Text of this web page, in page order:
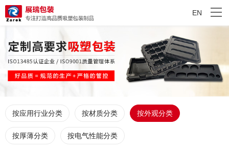
EN
按应用行业分类 按材质分类 按外观分类
按厚薄分类 按电气性能分类